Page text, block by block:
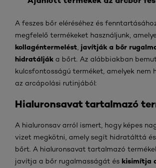
A feszes bőr eléréséhez és
megfelelő termékeket használjunk,
kollagéntermelést javítják a bőr
hidratálják a bőrt. Az alábbiakban
kulcsfontosságú terméket, amelyek nem
az arcápolási rutinjából:
Hialuronsavat tartalmazó
A hialuronsav arról ismert, hogy képes
vizet megkötni, amely segít hidratálttá
bőrt. A hialuronsavat tartalmazó
javítja a bőr rugalmasságát és kisimítja